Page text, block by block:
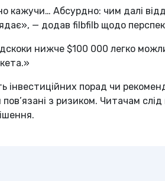
кажучи… Абсурдно: чим далі
— додав filbfilb щодо
нижче $100 000 легко
інвестиційних порад чи
пов’язані з ризиком. Читачам